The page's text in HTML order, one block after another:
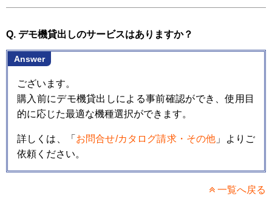
Q. デモ機貸出しのサービスはありますか？
Answer
ございます。
購入前にデモ機貸出しによる事前確認ができ、使用目
的に応じた最適な機種選択ができます。
詳しくは、「 お問合せ/カタログ請求・その他 」よりご
依頼ください。
一覧へ戻る